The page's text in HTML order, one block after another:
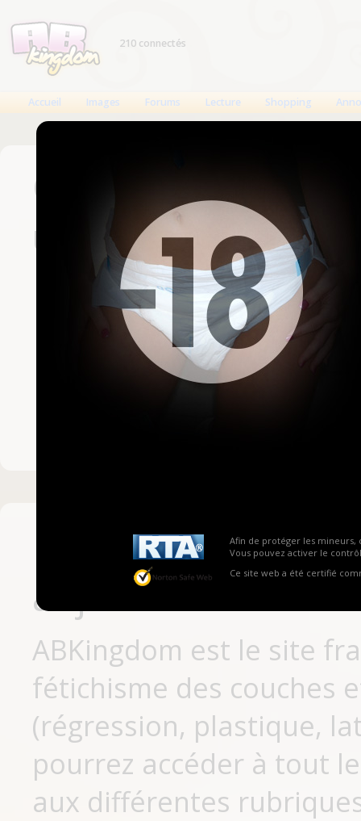
Afin de protéger les mineurs,
Vous pouvez activer le
Ce site web a été certifié
210 connectés
Accueil Images Forums Lecture Shopping
Connexion
Un compte est
Nom d'utilisateur
Mot de passe
Pas encore
aujourd'hui
ABKingdom est le site
fétichisme des couches
(régression, plastique,
pourrez accéder à tout
aux différentes